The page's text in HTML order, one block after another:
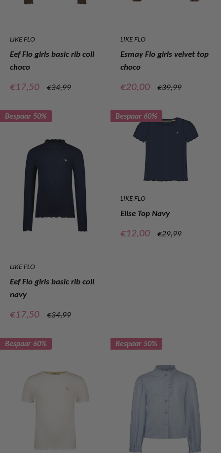
LIKE FLO
Eef Flo girls basic rib coll
choco
Verkoopprijs
€17,50
Normale
€34,99
LIKE FLO
Esmay Flo girls velvet top
choco
Verkoopprijs
€20,00
Normale
€39,99
Bespaar 50%
LIKE FLO
Eef Flo girls basic rib coll
navy
Verkoopprijs
€17,50
Normale
€34,99
Bespaar 60%
LIKE FLO
Elise Top Navy
Verkoopprijs
€12,00
Normale
€29,99
Bespaar 60% Bespaar 50%